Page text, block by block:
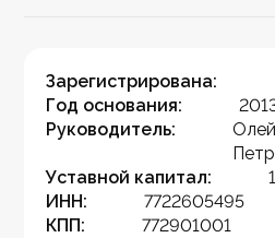
Зарегистрирована:
Год основания:
Руководитель:
Уставной капитал:
ИНН:
7722605495
КПП:
772901001